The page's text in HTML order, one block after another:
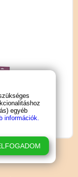
egyéb
információk.